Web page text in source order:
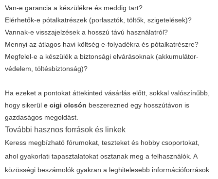
Van-e garancia a készülékre és meddig tart?
Elérhetők-e pótalkatrészek (porlasztók, töltők, szigetelések)?
Vannak-e visszajelzések a hosszú távú használatról?
Mennyi az átlagos havi költség e-folyadékra és pótalkatrészre?
Megfelel-e a készülék a biztonsági elvárásoknak (akkumulátor-
védelem, töltésbiztonság)?
Ha ezeket a pontokat áttekinted vásárlás előtt, sokkal valószínűbb,
hogy sikerül e cigi olcsón beszerezned egy hosszútávon is
gazdaságos megoldást.
További hasznos források és linkek
Keress megbízható fórumokat, teszteket és hobby csoportokat,
ahol gyakorlati tapasztalatokat osztanak meg a felhasználók. A
közösségi beszámolók gyakran a leghitelesebb információforrások